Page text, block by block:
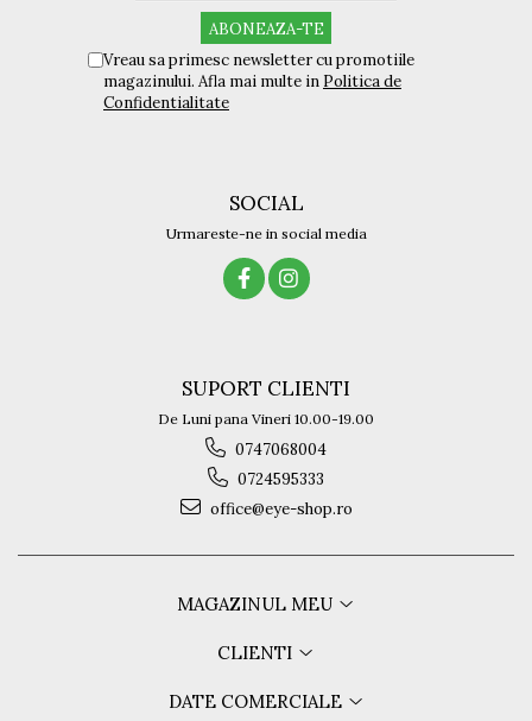
Vreau sa primesc newsletter cu promotiile
magazinului. Afla mai multe in Politica de
Confidentialitate
SOCIAL
Urmareste-ne in social media
SUPORT CLIENTI
De Luni pana Vineri 10.00-19.00
0747068004
0724595333
office@eye-shop.ro
MAGAZINUL MEU
CLIENTI
DATE COMERCIALE